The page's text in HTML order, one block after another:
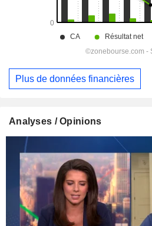
Plus de données financières
Analyses / Opinions